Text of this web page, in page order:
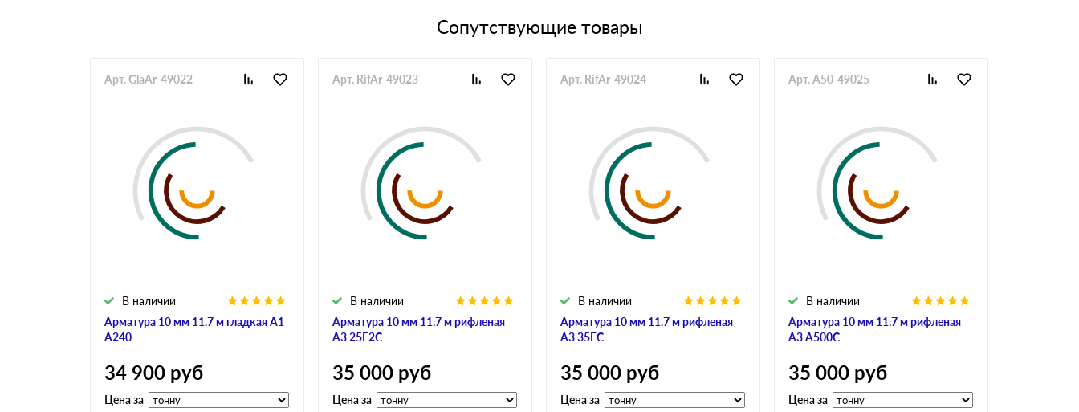
Сопутствующие товары
Арматура 10 мм 11.7 м гладкая А1
А240
В наличии
Арт. GlaAr-49022
34 900 руб
Цена за
Арматура 10 мм 11.7 м рифленая
А3 25Г2С
В наличии
Арт. RifAr-49023
35 000 руб
Цена за
Арматура 10 мм 11.7 м рифленая
А3 35ГС
В наличии
Арт. RifAr-49024
35 000 руб
Цена за
Арматура 10 мм 11.7 м рифленая
А3 А500С
В наличии
Арт. A50-49025
35 000 руб
Цена за